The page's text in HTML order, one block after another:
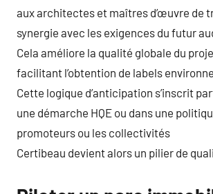
aux architectes et maîtres d’œuvre de
synergie avec les exigences du futur
Cela améliore la qualité globale du
facilitant l’obtention de labels
Cette logique d’anticipation s’inscrit
une démarche HQE ou dans une
promoteurs ou les collectivités
Certibeau devient alors un pilier de